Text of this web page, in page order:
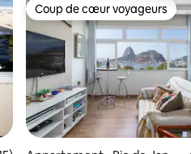
Coup de cœur voyageurs
Coup de cœur voyageurs